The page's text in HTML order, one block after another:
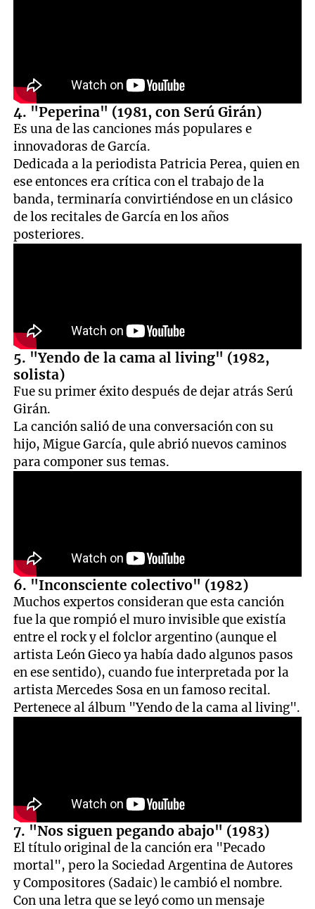
4. "Peperina" (1981, con Serú Girán)
Es una de las canciones más populares e
innovadoras de García.
Dedicada a la periodista Patricia Perea, quien en
ese entonces era crítica con el trabajo de la
banda, terminaría convirtiéndose en un clásico
de los recitales de García en los años
posteriores.
5. "Yendo de la cama al living" (1982,
solista)
Fue su primer éxito después de dejar atrás Serú
Girán.
La canción salió de una conversación con su
hijo, Migue García, qule abrió nuevos caminos
para componer sus temas.
6. "Inconsciente colectivo" (1982)
Muchos expertos consideran que esta canción
fue la que rompió el muro invisible que existía
entre el rock y el folclor argentino (aunque el
artista León Gieco ya había dado algunos pasos
en ese sentido), cuando fue interpretada por la
artista Mercedes Sosa en un famoso recital.
Pertenece al álbum "Yendo de la cama al living".
7. "Nos siguen pegando abajo" (1983)
El título original de la canción era "Pecado
mortal", pero la Sociedad Argentina de Autores
y Compositores (Sadaic) le cambió el nombre.
Con una letra que se leyó como un mensaje